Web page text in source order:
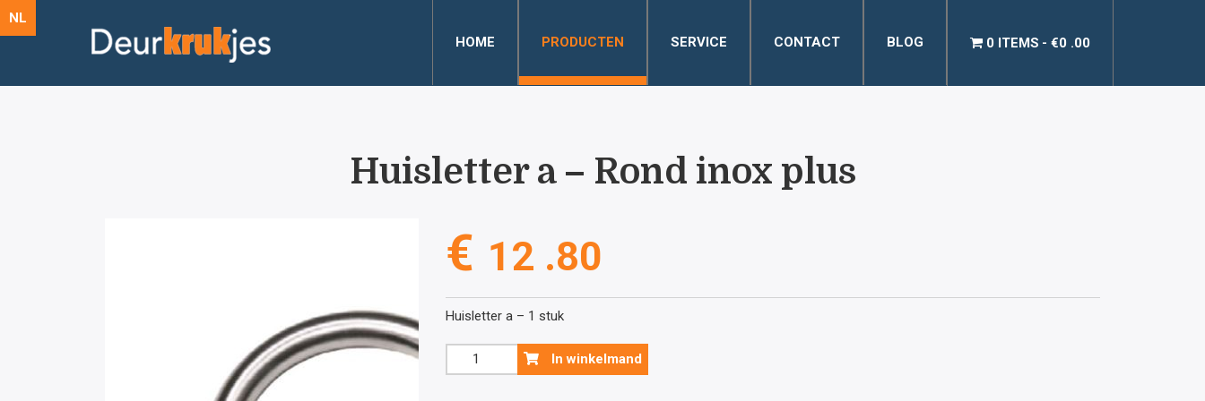
NL
HOME
PRODUCTEN SERVICE CONTACT BLOG 0 ITEMS €0 .00
Huisletter a – Rond inox plus
€ 12 .80
Huisletter a – 1 stuk
Huisletter
a
In winkelmand